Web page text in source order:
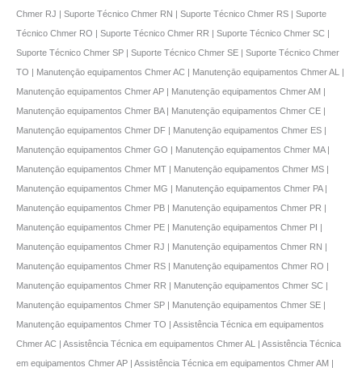
Chmer RJ | Suporte Técnico Chmer RN | Suporte Técnico Chmer RS | Suporte
Técnico Chmer RO | Suporte Técnico Chmer RR | Suporte Técnico Chmer SC |
Suporte Técnico Chmer SP | Suporte Técnico Chmer SE | Suporte Técnico Chmer
TO | Manutençāo equipamentos Chmer AC | Manutençāo equipamentos Chmer AL |
Manutençāo equipamentos Chmer AP | Manutençāo equipamentos Chmer AM |
Manutençāo equipamentos Chmer BA | Manutençāo equipamentos Chmer CE |
Manutençāo equipamentos Chmer DF | Manutençāo equipamentos Chmer ES |
Manutençāo equipamentos Chmer GO | Manutençāo equipamentos Chmer MA |
Manutençāo equipamentos Chmer MT | Manutençāo equipamentos Chmer MS |
Manutençāo equipamentos Chmer MG | Manutençāo equipamentos Chmer PA |
Manutençāo equipamentos Chmer PB | Manutençāo equipamentos Chmer PR |
Manutençāo equipamentos Chmer PE | Manutençāo equipamentos Chmer PI |
Manutençāo equipamentos Chmer RJ | Manutençāo equipamentos Chmer RN |
Manutençāo equipamentos Chmer RS | Manutençāo equipamentos Chmer RO |
Manutençāo equipamentos Chmer RR | Manutençāo equipamentos Chmer SC |
Manutençāo equipamentos Chmer SP | Manutençāo equipamentos Chmer SE |
Manutençāo equipamentos Chmer TO | Assistência Técnica em equipamentos
Chmer AC | Assistência Técnica em equipamentos Chmer AL | Assistência Técnica
em equipamentos Chmer AP | Assistência Técnica em equipamentos Chmer AM |